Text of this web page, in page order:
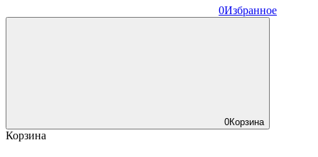
0Избранное
0Корзина
Корзина